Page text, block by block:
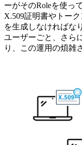
ーがそのRoleを使っ
X.509証明書やトー
を生成しなければな
ユーザーごと、さら
り、この運用の煩雑